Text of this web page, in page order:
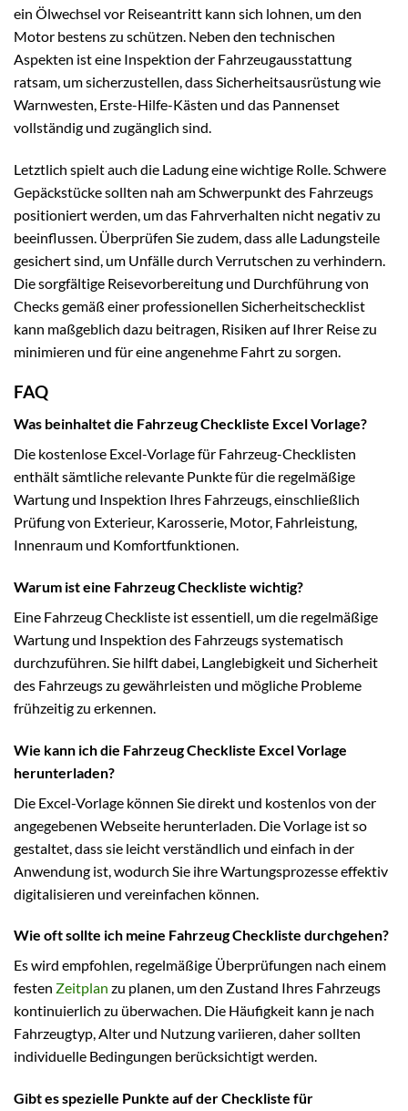
ein Ölwechsel vor Reiseantritt kann sich lohnen, um den
Motor bestens zu schützen. Neben den technischen
Aspekten ist eine Inspektion der Fahrzeugausstattung
ratsam, um sicherzustellen, dass Sicherheitsausrüstung wie
Warnwesten, Erste-Hilfe-Kästen und das Pannenset
vollständig und zugänglich sind.
Letztlich spielt auch die Ladung eine wichtige Rolle. Schwere
Gepäckstücke sollten nah am Schwerpunkt des Fahrzeugs
positioniert werden, um das Fahrverhalten nicht negativ zu
beeinflussen. Überprüfen Sie zudem, dass alle Ladungsteile
gesichert sind, um Unfälle durch Verrutschen zu verhindern.
Die sorgfältige Reisevorbereitung und Durchführung von
Checks gemäß einer professionellen Sicherheitschecklist
kann maßgeblich dazu beitragen, Risiken auf Ihrer Reise zu
minimieren und für eine angenehme Fahrt zu sorgen.
FAQ
Was beinhaltet die Fahrzeug Checkliste Excel Vorlage?
Die kostenlose Excel-Vorlage für Fahrzeug-Checklisten
enthält sämtliche relevante Punkte für die regelmäßige
Wartung und Inspektion Ihres Fahrzeugs, einschließlich
Prüfung von Exterieur, Karosserie, Motor, Fahrleistung,
Innenraum und Komfortfunktionen.
Warum ist eine Fahrzeug Checkliste wichtig?
Eine Fahrzeug Checkliste ist essentiell, um die regelmäßige
Wartung und Inspektion des Fahrzeugs systematisch
durchzuführen. Sie hilft dabei, Langlebigkeit und Sicherheit
des Fahrzeugs zu gewährleisten und mögliche Probleme
frühzeitig zu erkennen.
Wie kann ich die Fahrzeug Checkliste Excel Vorlage
herunterladen?
Die Excel-Vorlage können Sie direkt und kostenlos von der
angegebenen Webseite herunterladen. Die Vorlage ist so
gestaltet, dass sie leicht verständlich und einfach in der
Anwendung ist, wodurch Sie ihre Wartungsprozesse effektiv
digitalisieren und vereinfachen können.
Wie oft sollte ich meine Fahrzeug Checkliste durchgehen?
Es wird empfohlen, regelmäßige Überprüfungen nach einem
festen Zeitplan zu planen, um den Zustand Ihres Fahrzeugs
kontinuierlich zu überwachen. Die Häufigkeit kann je nach
Fahrzeugtyp, Alter und Nutzung variieren, daher sollten
individuelle Bedingungen berücksichtigt werden.
Gibt es spezielle Punkte auf der Checkliste für